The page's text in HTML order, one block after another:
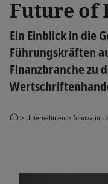
Future of
Ein Einblick in die
Führungskräften
Finanzbranche zu
Unternehmen Innovation